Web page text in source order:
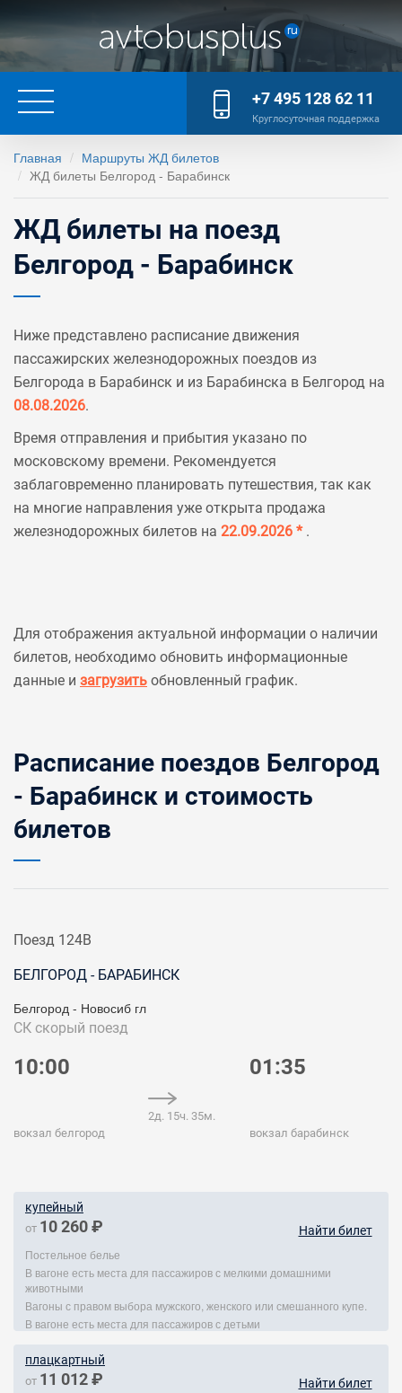
+7 495 128 62 11
Круглосуточная поддержка
Главная
Маршруты ЖД билетов
ЖД билеты Белгород - Барабинск
ЖД билеты на поезд
Белгород - Барабинск
Ниже представлено расписание движения
пассажирских железнодорожных поездов из
Белгорода в Барабинск и из Барабинска в Белгород на
08.08.2026.
Время отправления и прибытия указано по
московскому времени. Рекомендуется
заблаговременно планировать путешествия, так как
на многие направления уже открыта продажа
железнодорожных билетов на 22.09.2026 * .
Для отображения актуальной информации о наличии
билетов, необходимо обновить информационные
данные и загрузить обновленный график.
Расписание поездов Белгород
- Барабинск и стоимость
билетов
Поезд 124В
БЕЛГОРОД - БАРАБИНСК
Белгород - Новосиб гл
СК скорый поезд
10:00
вокзал белгород
2д. 15ч. 35м.
01:35
вокзал барабинск
купейный
от 10 260 ₽ Найти билет
Постельное белье
В вагоне есть места для пассажиров с мелкими домашними
животными
Вагоны с правом выбора мужского, женского или смешанного купе.
В вагоне есть места для пассажиров с детьми
плацкартный
от 11 012 ₽ Найти билет